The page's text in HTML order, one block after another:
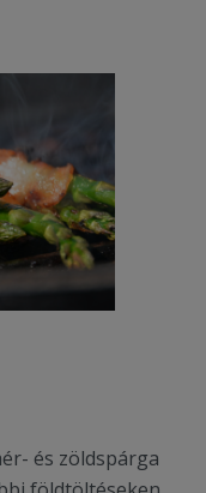
és zöldspárga